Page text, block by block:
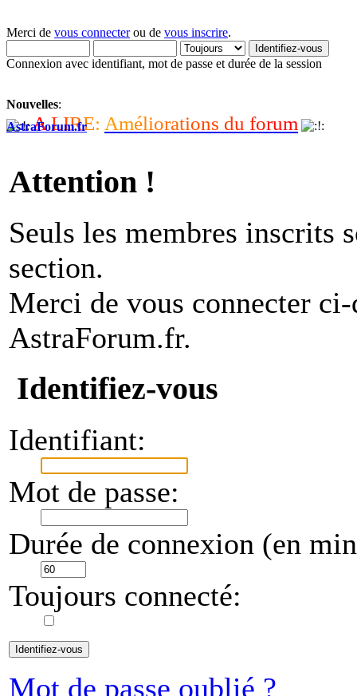
Merci de vous connecterou de vous inscrire.
Connexion avec identifiant, mot de passe et durée de la session
Nouvelles:
A LIRE: Améliorations du forum
AstraForum.fr
Attention !
Seuls les membres inscrits
section.
Merci de vous connecter
AstraForum.fr.
Identifiez-vous
Identifiant:
Mot de passe:
Durée de connexion (en
Toujours connecté:
Mot de passe oublié ?